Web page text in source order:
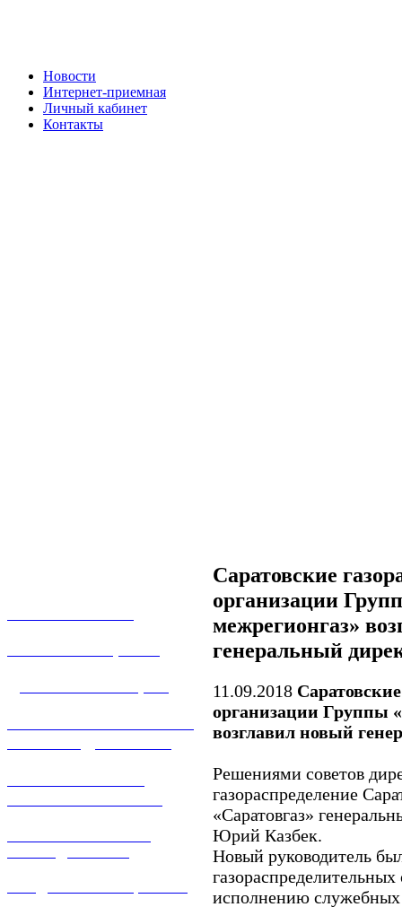
Новости
Интернет-приемная
Личный кабинет
Контакты
Саратовские
организации
межрегионгаз»
генеральный
11.09.2018
организации Группы
возглавил новый
Решениями советов
газораспределение
«Саратовгаз»
Юрий Казбек.
Новый руководитель
исполнению служебных